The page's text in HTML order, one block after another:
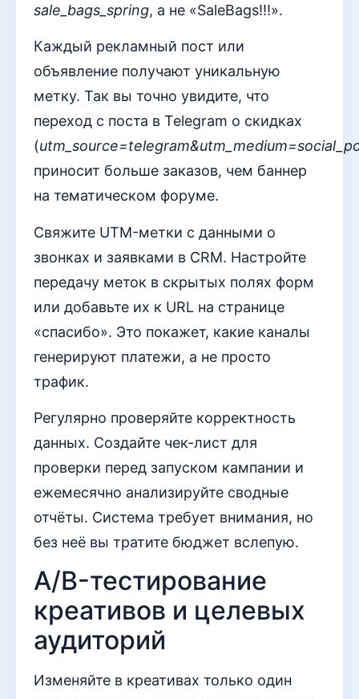
sale_bags_spring, а не «SaleBags!!!».
Каждый рекламный пост или
объявление получают уникальную
метку. Так вы точно увидите, что
переход с поста в Telegram о скидках
(
приносит больше заказов, чем баннер
на тематическом форуме.
Свяжите UTM-метки с данными о
звонках и заявками в CRM. Настройте
передачу меток в скрытых полях форм
или добавьте их к URL на странице
«спасибо». Это покажет, какие каналы
генерируют платежи, а не просто
трафик.
Регулярно проверяйте корректность
данных. Создайте чек-лист для
проверки перед запуском кампании и
ежемесячно анализируйте сводные
отчёты. Система требует внимания, но
без неё вы тратите бюджет вслепую.
A/B-тестирование
креативов и целевых
аудиторий
Изменяйте в креативах только один